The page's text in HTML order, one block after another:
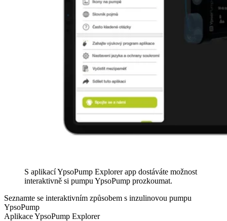
S aplikací YpsoPump Explorer app dostáváte možnost
interaktivně si pumpu YpsoPump prozkoumat.
Seznamte se interaktivním způsobem s inzulinovou pumpu
YpsoPump
Aplikace YpsoPump Explorer